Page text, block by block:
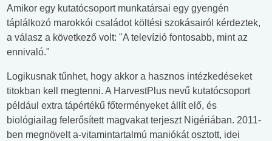
Amikor egy kutatócsoport munkatársai egy gyengén
táplálkozó marokkói családot költési szokásairól kérdeztek,
a válasz a következő volt: "A televízió fontosabb, mint az
ennivaló."
Logikusnak tűnhet, hogy akkor a hasznos intézkedéseket
titokban kell megtenni. A HarvestPlus nevű kutatócsoport
például extra tápértékű főterményeket állít elő, és
biológiailag felerősített magvakat terjeszt Nigériában. 2011-
ben megnövelt a-vitamintartalmú maniókát osztott, idei